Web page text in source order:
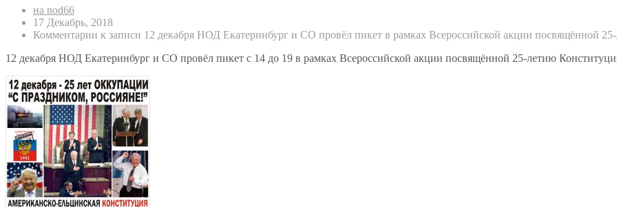
на nod66
17 Декабрь, 2018
Комментарии к записи 12 декабря НОД Екатеринбург и СО провёл пикет в рамках Всероссийской акции посвящённой
12 декабря НОД Екатеринбург и СО провёл пикет с 14 до 19 в рамках Всероссийской акции посвящённой 25-летию